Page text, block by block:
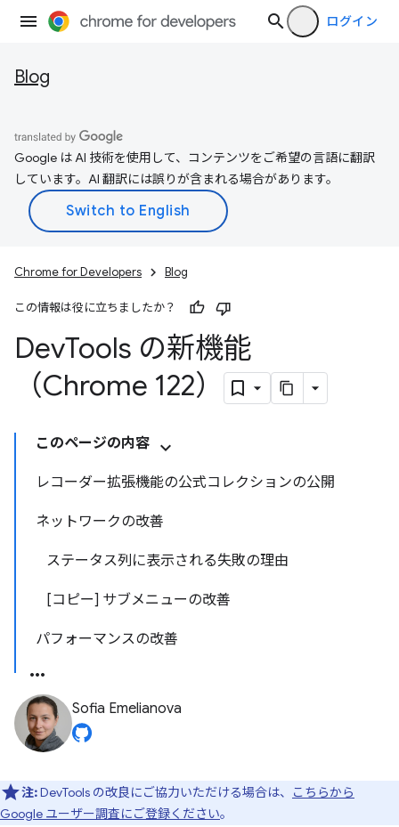
ログイン
Blog
Google は AI 技術を使用して、コンテンツをご希望の言語に翻訳
しています。AI 翻訳には誤りが含まれる場合があります。
Chrome for Developers Blog
この情報は役に立ちましたか？
DevTools の新機能
（Chrome 122）
このページの内容
レコーダー拡張機能の公式コレクションの公開
ネットワークの改善
ステータス列に表示される失敗の理由
[コピー] サブメニューの改善
パフォーマンスの改善
Sofia Emelianova
注:DevTools の改良にご協力いただける場合は、
こちらから
Google ユーザー調査にご登録ください。